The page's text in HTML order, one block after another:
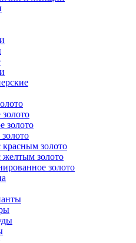
золото
красным золото
желтым золото
золото